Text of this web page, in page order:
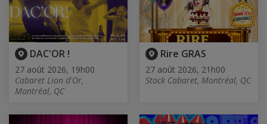
DAC'OR !
27 août 2026, 19h00
Cabaret Lion d'Or,
Montréal, QC
Rire GRAS
27 août 2026, 21h00
Stock Cabaret, Montréal, QC